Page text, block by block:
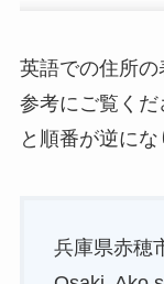
英語での住所
参考にご覧く
と順番が逆にな
兵庫県赤